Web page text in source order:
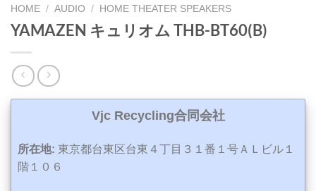
HOME / AUDIO / HOME THEATER SPEAKERS
YAMAZEN キュリオム THB-BT60(B)
Vjc Recycling合同会社
所在地: 東京都台東区台東４丁目３１番１号ＡＬビル１
階１０６